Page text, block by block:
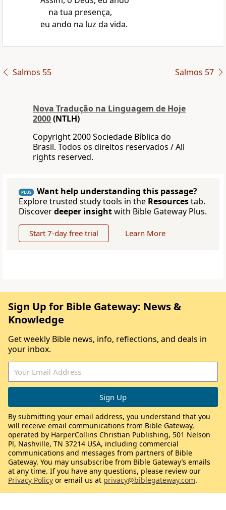
na tua presença,
eu ando na luz da vida.
Salmos 55 Salmos 57
Nova Traduҫão na Linguagem de Hoje
2000(NTLH)
Copyright 2000 Sociedade Bíblica do
Brasil. Todos os direitos reservados / All
rights reserved.
PLUS
Want help understanding this passage?
Explore trusted study tools in the Resourcestab.
Discoverdeeper insightwith Bible Gateway Plus.
Start 7-day free trial Learn More
Sign Up for Bible Gateway: News &
Knowledge
Get weekly Bible news, info, reflections, and deals in
your inbox.
By submitting your email address, you understand that you
will receive email communications from Bible Gateway,
operated by HarperCollins Christian Publishing, 501 Nelson
Pl, Nashville, TN 37214 USA, including commercial
communications and messages from partners of Bible
Gateway. You may unsubscribe from Bible Gateway’s emails
at any time. If you have any questions, please review our
Privacy Policy or email us at privacy@biblegateway.com.